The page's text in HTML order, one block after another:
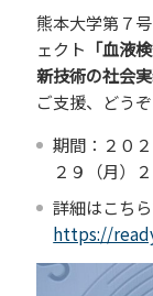
熊本大学第７
ェクト 「血液
新技術の社会実
ご支援、どう
期間：２０
２９（月）
詳細はこち
https://
連携
寄附の種類
使途を特定しない
使途を特定する寄
冠基金
遺贈による寄附
古本による寄附
クラウドファンデ